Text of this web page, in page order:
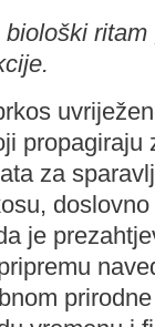
propagiraju
za
je